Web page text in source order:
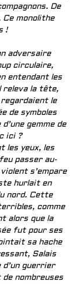
De
Ce monolithe
!
adversaire
circulaire,
entendant les
releva la tête,
le
de symboles
gemme de
ici ?
les yeux, les
passer au-
s’empare
hurlait en
nord. Cette
comme
alors que la
fut pour ses
sa hache
Salais
guerrier
nombreuses